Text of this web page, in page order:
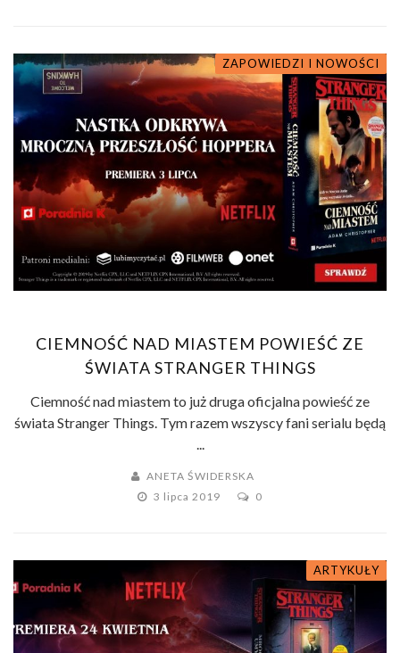
ZAPOWIEDZI I NOWOŚCI
CIEMNOŚĆ NAD MIASTEM POWIEŚĆ ZE
ŚWIATA STRANGER THINGS
Ciemność nad miastem to już druga oficjalna powieść ze
świata Stranger Things. Tym razem wszyscy fani serialu będą
ANETA ŚWIDERSKA
3 lipca 2019
0
ARTYKUŁY